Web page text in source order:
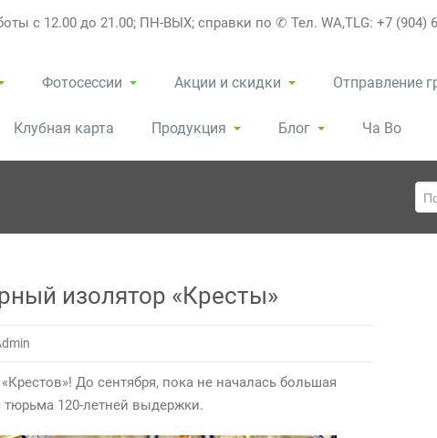
с 12.00 до 21.00; ПН-ВЫХ; справки по ✆ Тел. WA,TLG: +7 (904)
Фотосессии Акции и скидки Отправление
Клубная карта Продукция Блог Ча Во
изолятор «Кресты»
До сентября, пока не началась большая
тюрьма 120-летней выдержки.